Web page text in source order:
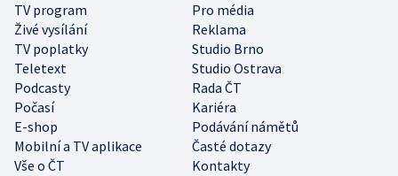
TV program
Pro média
Živé vysílání
Reklama
TV poplatky
Studio Brno
Teletext
Studio Ostrava
Podcasty
Rada ČT
Počasí
Kariéra
E-shop
Podávání námětů
Mobilní a TV aplikace
Časté dotazy
Vše o ČT
Kontakty